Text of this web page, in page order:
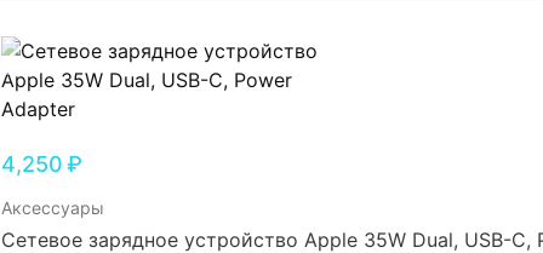
4,250₽
Аксессуары
Сетевое зарядное устройство Apple 35W Dual, USB-C,